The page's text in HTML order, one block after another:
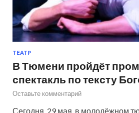
ТЕАТР
В Тюмени пройдёт
спектакль по тексту
Оставьте комментарий
Сегодня, 29 мая, в молодёжном